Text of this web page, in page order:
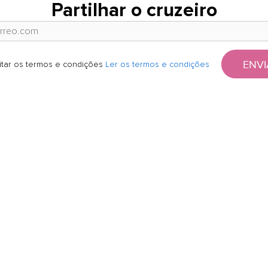
Partilhar o cruzeiro
os termos e condições Ler os termos e condições